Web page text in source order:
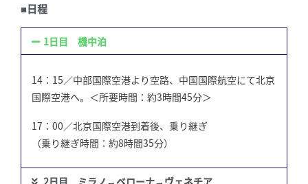
■日程
1日目 機中泊
14：15／中部国際空港より空路、中国国際航空にて北京
国際空港へ。＜所要時間：約3時間45分＞
17：00／北京国際空港到着後、乗り継ぎ
（乗り継ぎ時間：約8時間35分）